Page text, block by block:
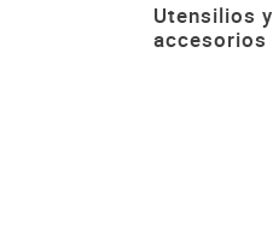
Utensilios y
accesorios